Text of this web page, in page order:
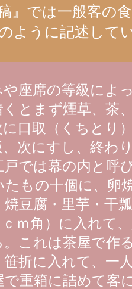
』では一般客の
ように記述して
や座席の等級によ
とまず煙草、茶
口取（くちとり
次にすし、終わ
では幕の内と呼
もの十個に、卵
焼豆腐・里芋・干
ｍ角）に入れて
これは茶屋で作
折に入れて、一
で重箱に詰めて客